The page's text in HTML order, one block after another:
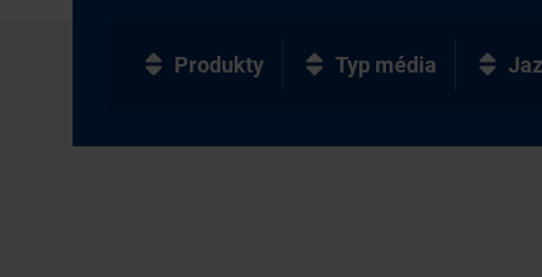
Produkty Typ média